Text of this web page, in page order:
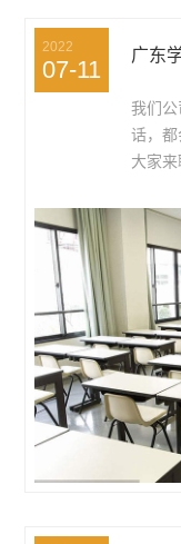
2022
07-11
我们
话，
大家